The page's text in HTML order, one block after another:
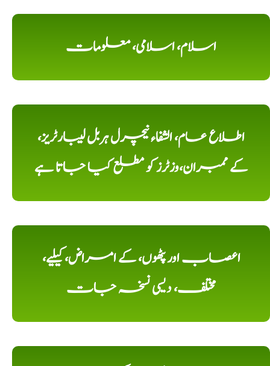
اسلام، اسلامی، معلومات
اطلاع عام، الشفاء نیچرل ہربل لیبارٹریز،
کے ممبران،وزٹرز کو مطلع کیا جاتا ہے
اعصاب اور پٹھوں، کے امراض، کیلیے،
مختلف، دیسی نسخہ جات